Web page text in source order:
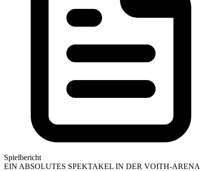
Spielbericht
EIN ABSOLUTES SPEKTAKEL IN DER VOITH-ARENA